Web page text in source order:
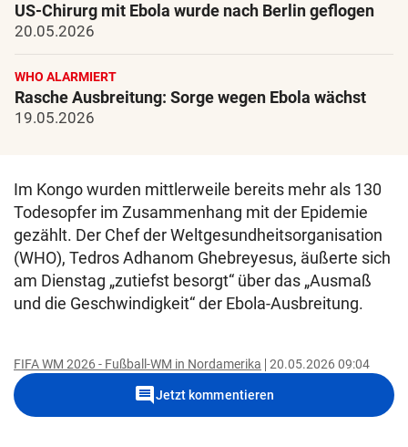
US-Chirurg mit Ebola wurde nach Berlin geflogen
20.05.2026
WHO ALARMIERT
Rasche Ausbreitung: Sorge wegen Ebola wächst
19.05.2026
Im Kongo wurden mittlerweile bereits mehr als 130
Todesopfer im Zusammenhang mit der Epidemie
gezählt. Der Chef der Weltgesundheitsorganisation
(WHO), Tedros Adhanom Ghebreyesus, äußerte sich
am Dienstag „zutiefst besorgt“ über das „Ausmaß
und die Geschwindigkeit“ der Ebola-Ausbreitung.
FIFA WM 2026 - Fußball-WM in Nordamerika 20.05.2026 09:04
commentJetzt kommentieren